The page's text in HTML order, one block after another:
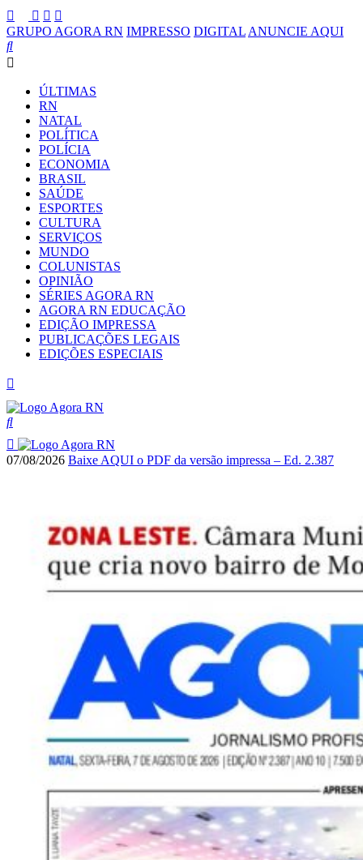
GRUPO AGORA RN IMPRESSO DIGITAL ANUNCIE AQUI
ÚLTIMAS
RN
NATAL
POLÍTICA
POLÍCIA
ECONOMIA
BRASIL
SAÚDE
ESPORTES
CULTURA
SERVIÇOS
MUNDO
COLUNISTAS
OPINIÃO
SÉRIES AGORA RN
AGORA RN EDUCAÇÃO
EDIÇÃO IMPRESSA
PUBLICAÇÕES LEGAIS
EDIÇÕES ESPECIAIS
07/08/2026 Baixe AQUI o PDF da versão impressa – Ed. 2.387